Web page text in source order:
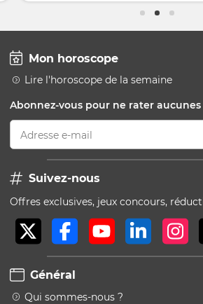
Mon horoscope
Lire l'horoscope de la semaine
Abonnez-vous pour ne rater
Adresse e-mail
Suivez-nous
Offres exclusives, jeux concours,
Général
Qui sommes-nous ?